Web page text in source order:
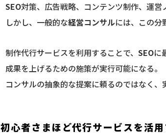
SEO対策、広告戦略、コンテンツ制作、運営
しかし、一般的な経営コンサルには、この分
制作代行サービスを利用することで、 SEOに
成果を上げるための施策が実行可能になる。
コンサルの抽象的な提案に頼るのではなく
初心者さまほど代行サービスを活用